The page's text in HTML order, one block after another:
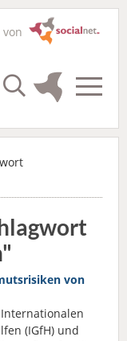
von
von
(IGfH) und